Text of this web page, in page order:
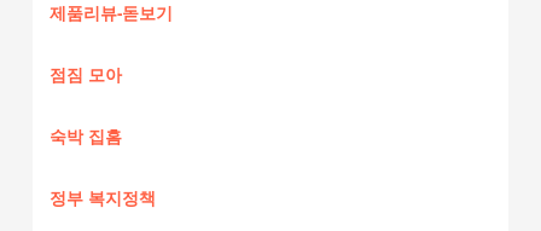
제품리뷰-돋보기
점짐 모아
숙박 집홈
정부 복지정책